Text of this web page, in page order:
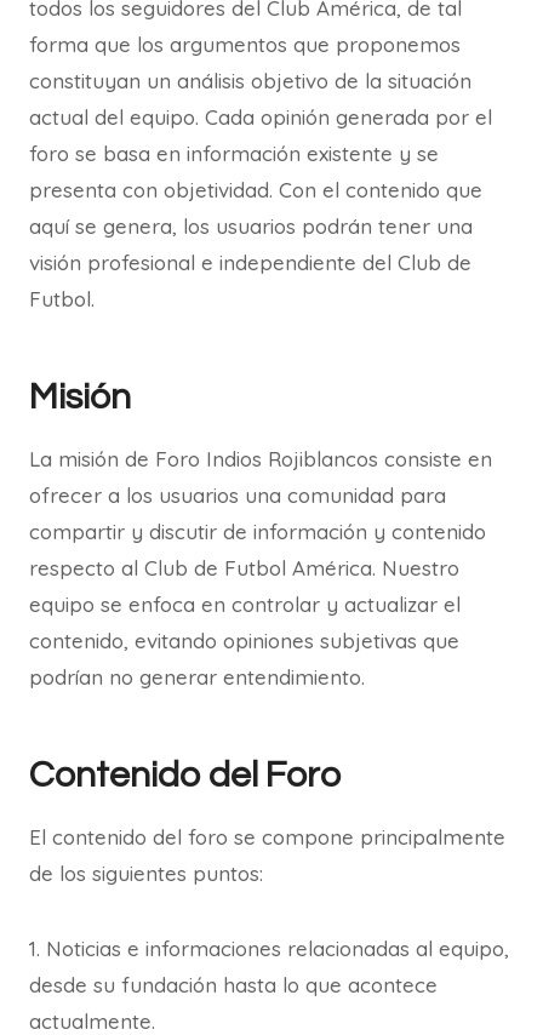
todos los seguidores del Club América, de tal
forma que los argumentos que proponemos
constituyan un análisis objetivo de la situación
actual del equipo. Cada opinión generada por el
foro se basa en información existente y se
presenta con objetividad. Con el contenido que
aquí se genera, los usuarios podrán tener una
visión profesional e independiente del Club de
Futbol.
Misión
La misión de Foro Indios Rojiblancos consiste en
ofrecer a los usuarios una comunidad para
compartir y discutir de información y contenido
respecto al Club de Futbol América. Nuestro
equipo se enfoca en controlar y actualizar el
contenido, evitando opiniones subjetivas que
podrían no generar entendimiento.
Contenido del Foro
El contenido del foro se compone principalmente
de los siguientes puntos:
1. Noticias e informaciones relacionadas al equipo,
desde su fundación hasta lo que acontece
actualmente.